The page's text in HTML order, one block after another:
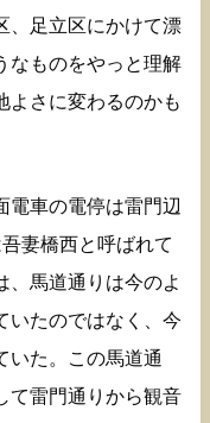
、足立区にかけて漂
なものをやっと理解
よさに変わるのかも
電車の電停は雷門辺
妻橋西と呼ばれて
、馬道通りは今のよ
いたのではなく、今
いた。この馬道通
て雷門通りから観音